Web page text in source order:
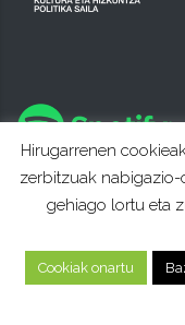
Hirugarrenen
zerbitzuak nabigazio-
gehiago lortu eta
Cookiak onartu